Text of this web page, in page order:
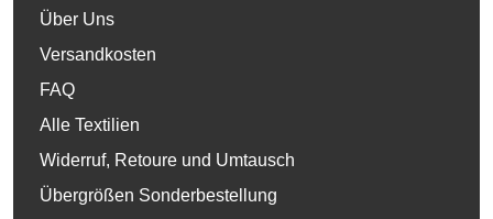
Über Uns
Versandkosten
FAQ
Alle Textilien
Widerruf, Retoure und Umtausch
Übergrößen Sonderbestellung